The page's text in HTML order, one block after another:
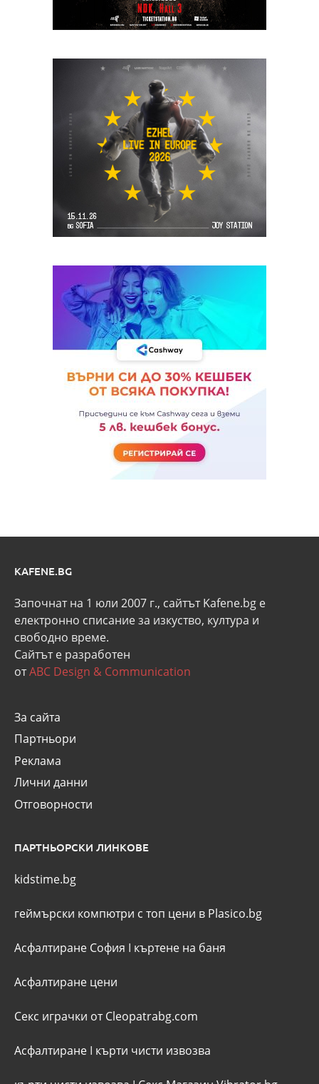
KAFENE.BG
Започнат на 1 юли 2007 г., сайтът Kafene.bg e
eлектронно списание за изкуство, култура и
свободно време.
Сайтът е разработен
отABC Design & Communication
За сайта
Партньори
Реклама
Лични данни
Отговорности
ПАРТНЬОРСКИ ЛИНКОВЕ
kidstime.bg
геймърски компютри с топ цени в Plasico.bg
Асфалтиране София I къртене на баня
Асфалтиране цени
Секс играчки от Cleopatrabg.com
Асфалтиране I кърти чисти извозва